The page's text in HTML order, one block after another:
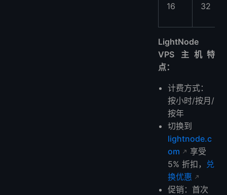
16 32
LightNode
VPS 主机特
点：
计费方式：
按小时/按月/
按年
切换到
lightnode.c
om
享受
5% 折扣， 兑
换优惠
促销：首次